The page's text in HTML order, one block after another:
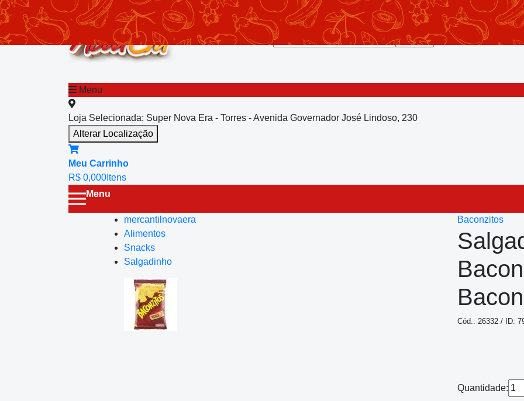
Menu
Loja Selecionada: Super Nova Era - Torres - Avenida Governador José Lindoso, 230
Alterar Localização
Meu Carrinho
R$ 0,000 Itens
Menu
mercantilnovaera
Alimentos
Snacks
Salgadinho
Baconzitos
Cód.: 26332 / ID:
Quantidade: